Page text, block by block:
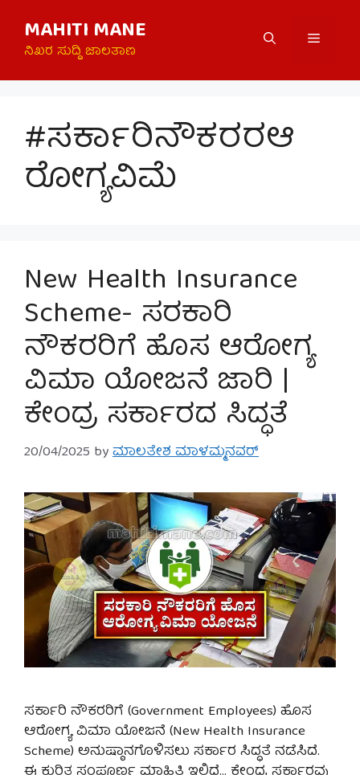
content
MAHITI MANE
ನಿಖರ ಸುದ್ದಿ ಜಾಲತಾಣ
Menu
#ಸರ್ಕಾರಿನೌಕರರಆ
ರೋಗ್ಯವಿಮೆ
New Health Insurance
Scheme- ಸರಕಾರಿ
ನೌಕರರಿಗೆ ಹೊಸ ಆರೋಗ್ಯ
ವಿಮಾ ಯೋಜನೆ ಜಾರಿ |
ಕೇಂದ್ರ ಸರ್ಕಾರದ ಸಿದ್ಧತೆ
20/04/2025 byಮಾಲತೇಶ ಮಾಳಮ್ಮನವರ್
ಸರ್ಕಾರಿ ನೌಕರರಿಗೆ (Government Employees) ಹೊಸ
ಆರೋಗ್ಯ ವಿಮಾ ಯೋಜನೆ (New Health Insurance
Scheme) ಅನುಷ್ಠಾನಗೊಳಿಸಲು ಸರ್ಕಾರ ಸಿದ್ಧತೆ ನಡೆಸಿದೆ.